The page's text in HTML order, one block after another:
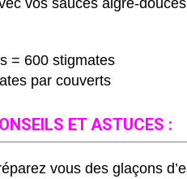
= 600 stigmates
par couverts
ET ASTUCES :
vous des glaçons